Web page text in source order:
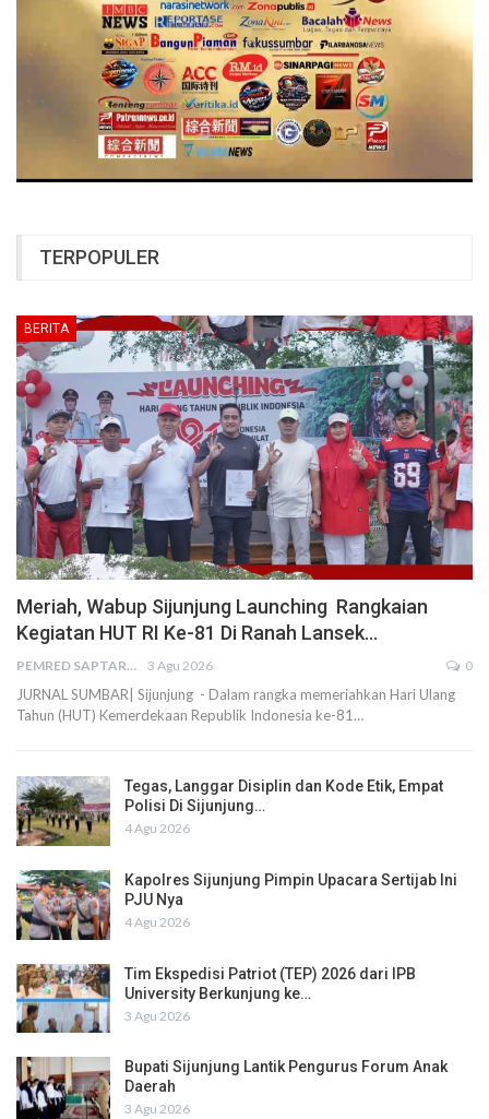
TERPOPULER
BERITA
Meriah, Wabup Sijunjung Launching Rangkaian
Kegiatan HUT RI Ke-81 Di Ranah Lansek…
PEMRED SAPTARIUS 3 Agu 2026 0
JURNAL SUMBAR| Sijunjung - Dalam rangka memeriahkan Hari Ulang
Tahun (HUT) Kemerdekaan Republik Indonesia ke-81…
Tegas, Langgar Disiplin dan Kode Etik, Empat
Polisi Di Sijunjung…
4 Agu 2026
Kapolres Sijunjung Pimpin Upacara Sertijab Ini
PJU Nya
4 Agu 2026
Tim Ekspedisi Patriot (TEP) 2026 dari IPB
University Berkunjung ke…
3 Agu 2026
Bupati Sijunjung Lantik Pengurus Forum Anak
Daerah
3 Agu 2026